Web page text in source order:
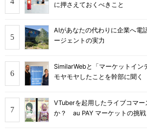
に押さえておくべきこと
AIがあなたの代わりに企業へ
ージェントの実力
SimilarWebと「マーケットイン
モヤモヤしたことを幹部に聞く
VTuberを起用したライブコマ
か？ au PAY マーケットの挑戦